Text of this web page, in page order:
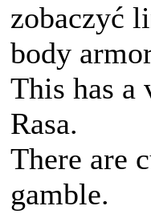
zobaczyć
body
This has a
Rasa.
There are
gamble.